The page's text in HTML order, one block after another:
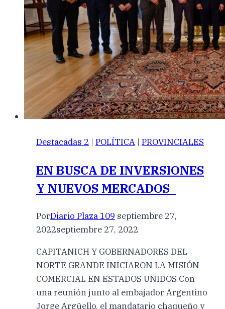
Destacadas 2 | POLÍTICA | PROVINCIALES
EN BUSCA DE INVERSIONES
Y NUEVOS MERCADOS
PorDiario Plaza 109 septiembre 27,
2022septiembre 27, 2022
CAPITANICH Y GOBERNADORES DEL
NORTE GRANDE INICIARON LA MISIÓN
COMERCIAL EN ESTADOS UNIDOS Con
una reunión junto al embajador Argentino
Jorge Argüello, el mandatario chaqueño y